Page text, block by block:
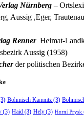
Nürnberg –
Aussig ,Eger,
Renner Heimat-
Aussig (1958)
der politischen
Böhmisch Kamnitz (3)
(3) Haid (3) Hely (3) Horní Prysk